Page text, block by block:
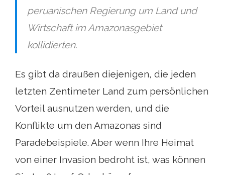
peruanischen Regierung um Land und
Wirtschaft im Amazonasgebiet
kollidierten.
Es gibt da draußen diejenigen, die jeden
letzten Zentimeter Land zum persönlichen
Vorteil ausnutzen werden, und die
Konflikte um den Amazonas sind
Paradebeispiele. Aber wenn Ihre Heimat
von einer Invasion bedroht ist, was können